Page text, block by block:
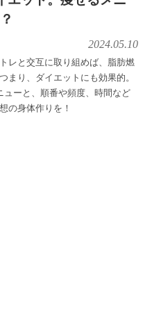
2024.05.10
レと交互に取り組めば、脂肪燃
り、ダイエットにも効果的。
ーと、順番や頻度、時間など
の身体作りを！